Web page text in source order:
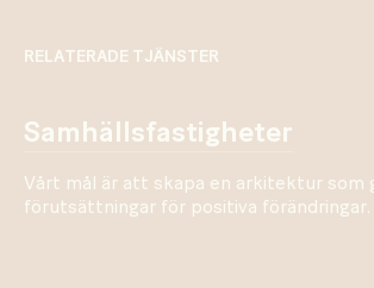
RELATERADE TJÄNSTER
samhällsfastigheter
Vårt mål är att skapa en arkitektur som
förutsättningar för positiva förändringar.